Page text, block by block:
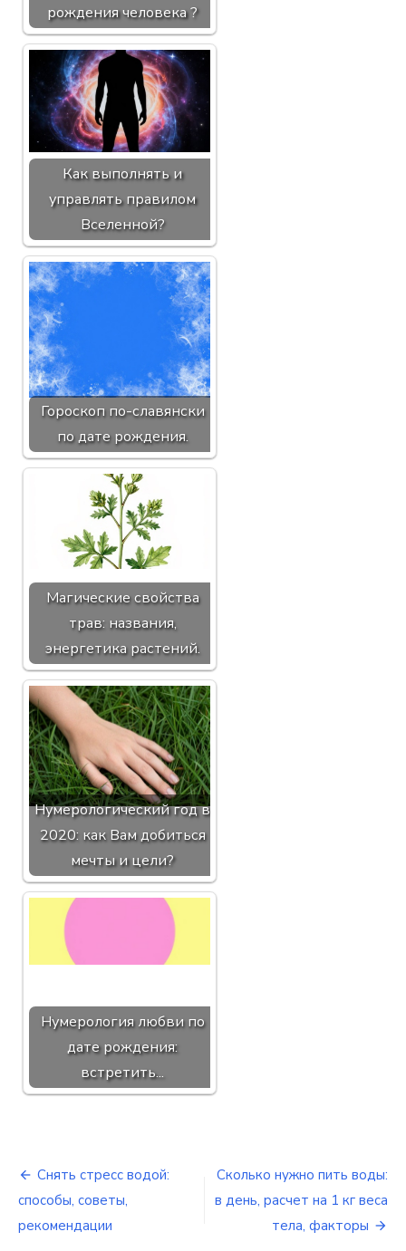
рождения человека ?
Как выполнять и
управлять правилом
Вселенной?
Гороскоп по-славянски
по дате рождения.
Магические свойства
трав: названия,
энергетика растений.
Нумерологический год в
2020: как Вам добиться
мечты и цели?
Нумерология любви по
дате рождения:
встретить...
Навигация
по
Снять стресс водой:
способы, советы,
рекомендации
Сколько нужно пить воды:
в день, расчет на 1 кг веса
тела, факторы